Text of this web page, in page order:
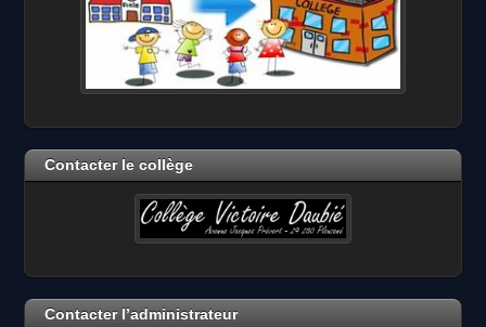
Contacter le collège
Contacter l’administrateur